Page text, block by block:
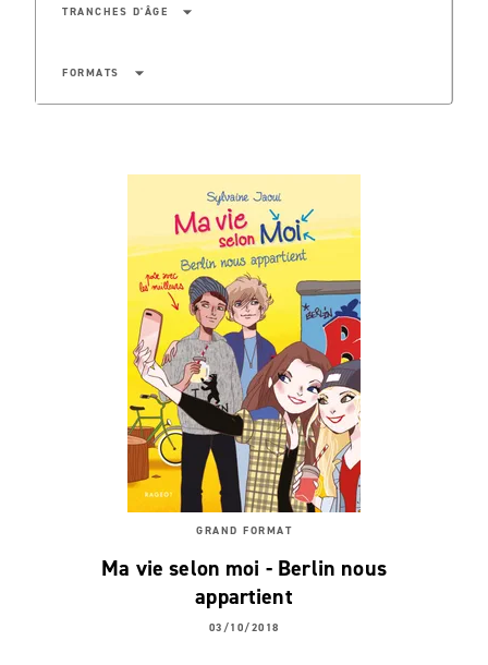
TRANCHES D'ÂGE arrow_drop_down
FORMATS arrow_drop_down
GRAND FORMAT
Ma vie selon moi - Berlin nous
appartient
03/10/2018